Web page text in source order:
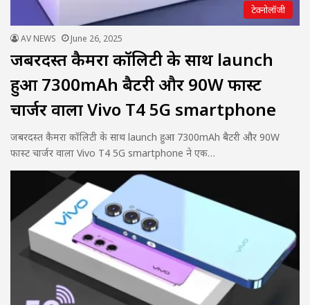
टेक्नोलॉजी
AV NEWS June 26, 2025
जबरदस्त कैमरा कॉलिटी के साथ launch
हुआ 7300mAh बैटरी और 90W फास्ट
चार्जर वाला Vivo T4 5G smartphone
जबरदस्त कैमरा कॉलिटी के साथ launch हुआ 7300mAh बैटरी और 90W
फास्ट चार्जर वाला Vivo T4 5G smartphone ने एक…